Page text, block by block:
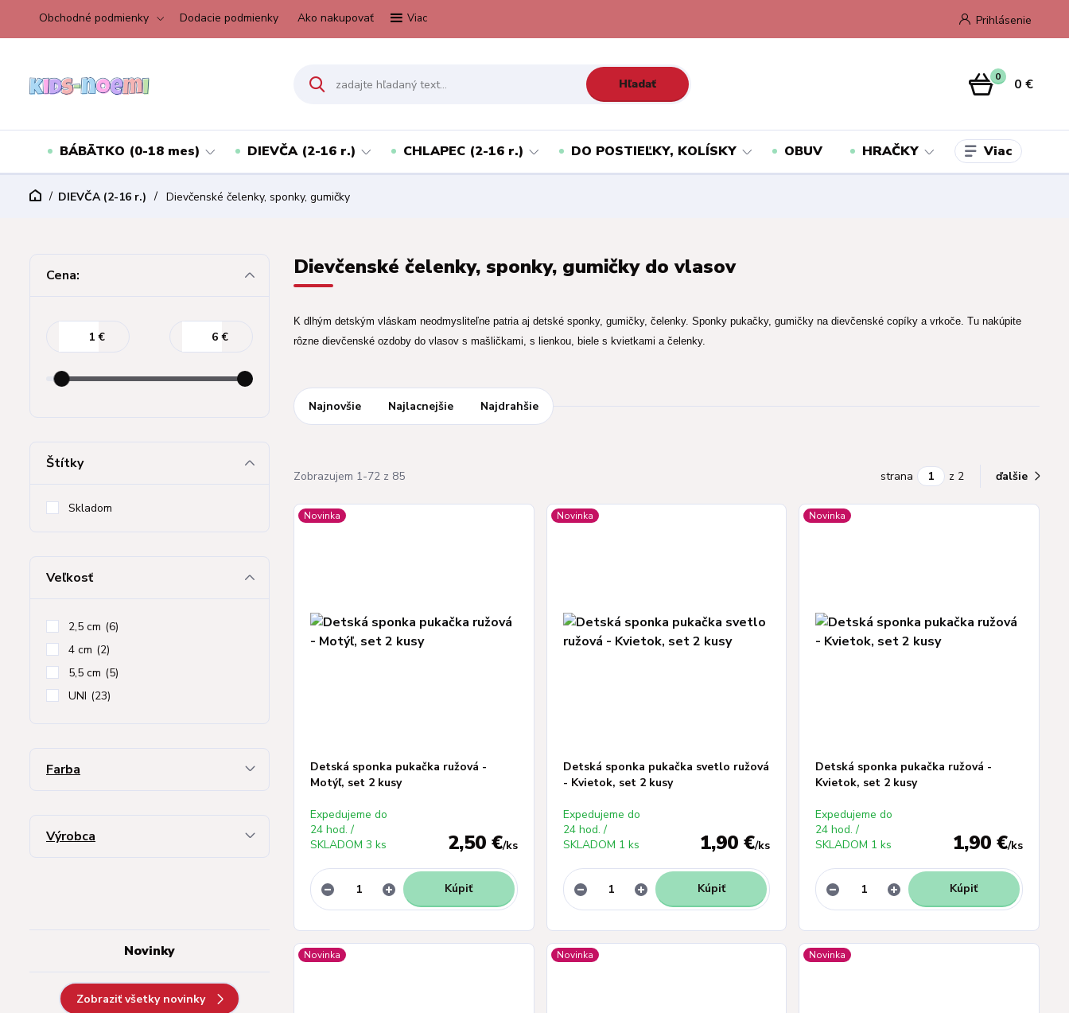
Obchodné podmienky Dodacie podmienky Ako nakupovať Viac Prihlásenie
Hľadať 0 0 €
BÁBÄTKO (0-18 mes) DIEVČA (2-16 r.) CHLAPEC (2-16 r.) DO POSTIEĽKY, KOLÍSKY OBUV HRAČKY Viac
DIEVČA (2-16 r.) Dievčenské čelenky, sponky, gumičky
Dievčenské čelenky, sponky, gumičky do vlasov
K dlhým detským vláskam neodmysliteľne patria aj detské sponky, gumičky, čelenky. Sponky pukačky, gumičky na dievčenské copíky a vrkoče. Tu nakúpite
rôzne dievčenské ozdoby do vlasov s mašličkami, s lienkou, biele s kvietkami a čelenky.
Najnovšie Najlacnejšie Najdrahšie
Zobrazujem 1-72 z 85 strana z 2 ďalšie
Novinka
Detská sponka pukačka ružová -
Motýľ, set 2 kusy
2,50 €/ks
Expedujeme do
24 hod. /
SKLADOM 3 ks
Kúpiť
Novinka
Detská sponka pukačka svetlo ružová
- Kvietok, set 2 kusy
1,90 €/ks
Expedujeme do
24 hod. /
SKLADOM 1 ks
Kúpiť
Novinka
Detská sponka pukačka ružová -
Kvietok, set 2 kusy
1,90 €/ks
Expedujeme do
24 hod. /
SKLADOM 1 ks
Kúpiť
Novinka Novinka Novinka
Cena:
€ €
Štítky
Skladom
Veľkosť
2,5 cm (6)
4 cm (2)
5,5 cm (5)
UNI (23)
Farba
Výrobca
Novinky
Zobraziť všetky novinky